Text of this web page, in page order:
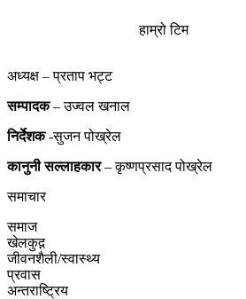
हाम्रो टिम
अध्यक्ष – प्रताप भट्ट
सम्पादक– उज्वल खनाल
निर्देशक-सुजन पोख्रेल
कानुनी सल्लाहकार– कृष्णप्रसाद पोख्रेल
समाचार
समाज
खेलकुद़़
जीवनशैली/स्वास्थ्य
प्रवास
अन्तराष्ट्रिय